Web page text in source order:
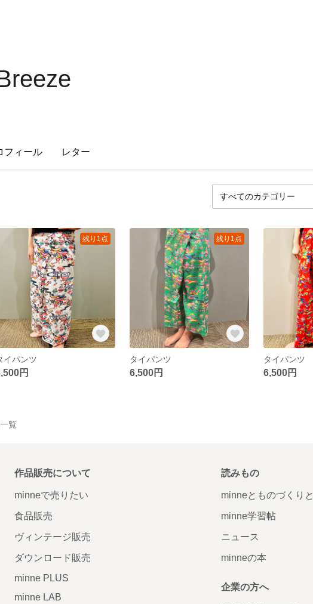
フィール レター
残り1点
イパンツ
円
残り1点
タイパンツ
6,500円
タイパンツ
6,500円
覧
作品販売について
minneで売りたい
食品販売
ヴィンテージ販売
ダウンロード販売
minne PLUS
minne LAB
読みもの
minneとものづくりと
minne学習帖
ニュース
minneの本
企業の方へ